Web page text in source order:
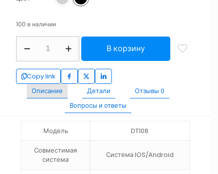
100 в наличии
В корзину
Copy link
Описание
Детали Отзывы 0
Вопросы и ответы
Модель DT108
Совместимая
система
Система IOS/Android